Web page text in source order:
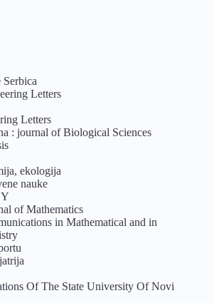
Letters
Letters
: journal of Biological Sciences
ekologija
nauke
of Mathematics
in Mathematical and in
Of The State University Of Novi